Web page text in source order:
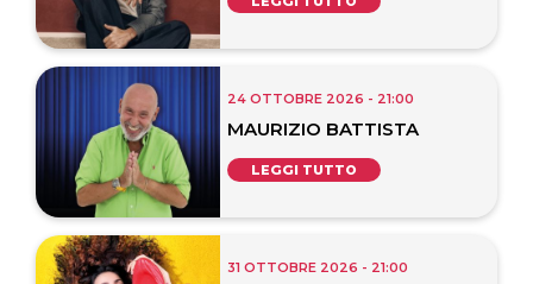
24 OTTOBRE 2026 - 21:00
MAURIZIO BATTISTA
LEGGI TUTTO
31 OTTOBRE 2026 - 21:00